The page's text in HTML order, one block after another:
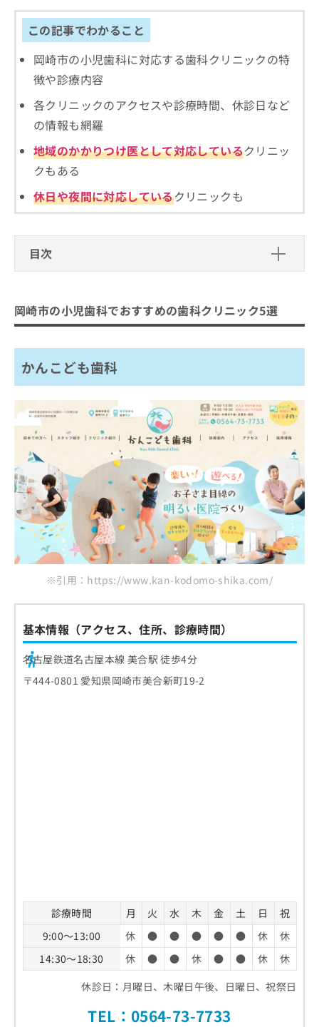
この記事でわかること
岡崎市の小児歯科に対応する歯科クリニックの特
徴や診療内容
各クリニックのアクセスや診療時間、休診日など
の情報も網羅
地域のかかりつけ医として対応しているクリニッ
クもある
休日や夜間に対応しているクリニックも
目次
かんこども歯科
すまいる歯科
大樹寺歯科
たかすデンタルクリニック
まとめ：岡崎市の小児歯科でおすすめの歯科ク
リニック5選
岡崎市の小児歯科でおすすめの歯科クリニック5選
かんこども歯科
※引用：https://www.kan-kodomo-shika.com/
基本情報（アクセス、住所、診療時間）
名古屋鉄道名古屋本線 美合駅 徒歩4分
〒444-0801 愛知県岡崎市美合新町19-2
診療時間 月 火 水 木 金 土 日
祝
9:00～13:00
休 ● ● ● ● ● 休
休
14:30～18:30
休 ● ● 休 ● ● 休
休
休診日：月曜日、木曜日午後、日曜日、祝祭日
TEL：0564-73-7733
クリ
ニッ
クの
予
約・
のご
など
きま
ので
ご了
承く
ださ
い。
無
情
報
の
こ
ち
報
の
正
は
こ
そ
他
の
お
問
い
わ
せ
ち
ら
ら
資
料
ち
無
料
情
充
お
申
込
み
は
こ
ち
ら
ち